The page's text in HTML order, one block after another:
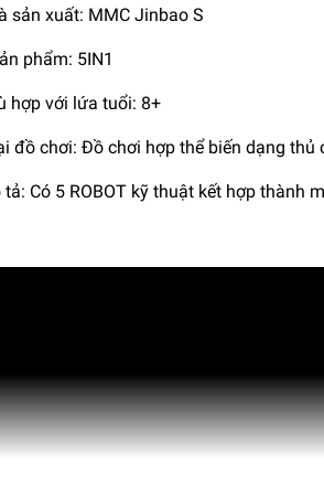
sản xuất: MMC Jinbao S
phẩm: 5IN1
hợp với lứa tuổi: 8+
đồ chơi: Đồ chơi hợp thể biến dạng
tả: Có 5 ROBOT kỹ thuật kết hợp thành